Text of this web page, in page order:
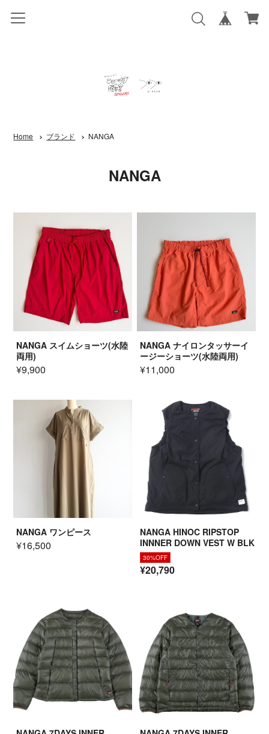
Home ブランド NANGA
NANGA
NANGA スイムショーツ(水陸
両用)
¥9,900
NANGA ナイロンタッサーイ
ージーショーツ(水陸両用)
¥11,000
NANGA ワンピース
¥16,500
NANGA HINOC RIPSTOP
INNNER DOWN VEST W BLK
30%OFF
¥20,790